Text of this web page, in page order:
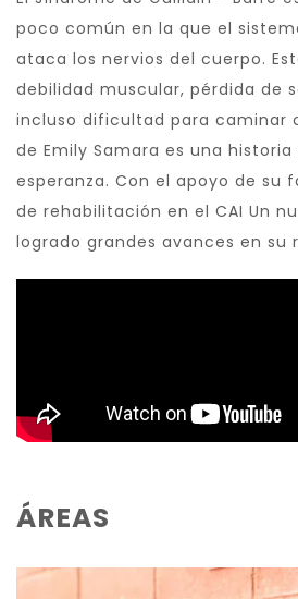
poco común en la que el
ataca los nervios del cuerpo.
debilidad muscular, pérdida de
incluso dificultad para caminar
de Emily Samara es una
esperanza. Con el apoyo de su
de rehabilitación en el CAI Un
logrado grandes avances en su
ÁREAS